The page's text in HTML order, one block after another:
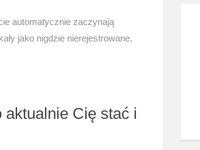
automatycznie zaczynają
jako nigdzie nierejestrowane,
Cię stać i